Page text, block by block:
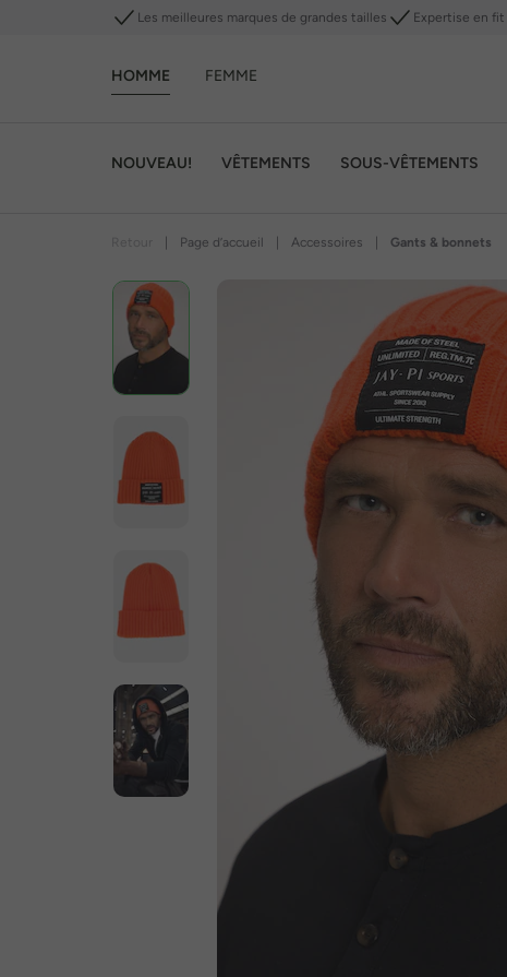
Les meilleures marques de grandes tailles Expertise en fit
HOMME FEMME
NOUVEAU! VÊTEMENTS SOUS-VÊTEMENTS
Page d’accueil Accessoires Gants & bonnets